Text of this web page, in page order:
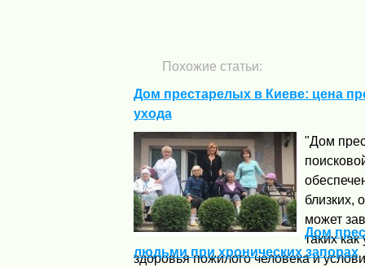
Похожие статьи:
Дом престарелых в Киеве: цена
ухода
"Дом
близких,
может
таких
здоровья пожилого человека и
Дом
людьми при хронических запорах